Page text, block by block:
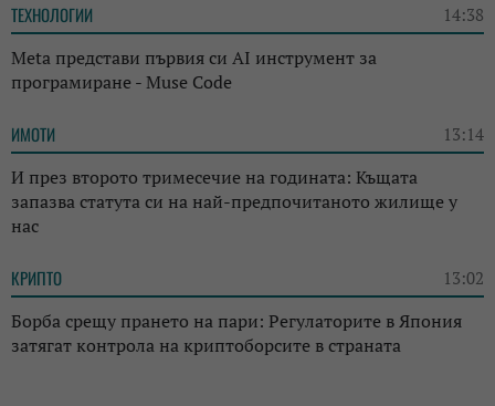
ТЕХНОЛОГИИ 14:38
Meta представи първия си AI инструмент за
програмиране - Muse Code
ИМОТИ 13:14
И през второто тримесечие на годината: Къщата
запазва статута си на най-предпочитаното жилище у
нас
КРИПТО 13:02
Борба срещу прането на пари: Регулаторите в Япония
затягат контрола на криптоборсите в страната